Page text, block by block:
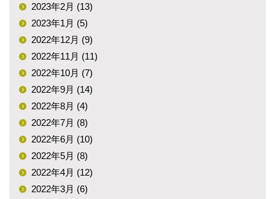
2023年2月 (13)
2023年1月 (5)
2022年12月 (9)
2022年11月 (11)
2022年10月 (7)
2022年9月 (14)
2022年8月 (4)
2022年7月 (8)
2022年6月 (10)
2022年5月 (8)
2022年4月 (12)
2022年3月 (6)